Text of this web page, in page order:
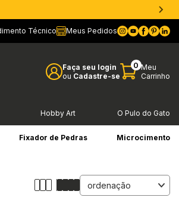
Técnico Meus Pedidos
Faça seu login
ou Cadastre-se
0 Meu
Carrinho
Hobby Art O Pulo do Gato
Fixador de Pedras Microcimento